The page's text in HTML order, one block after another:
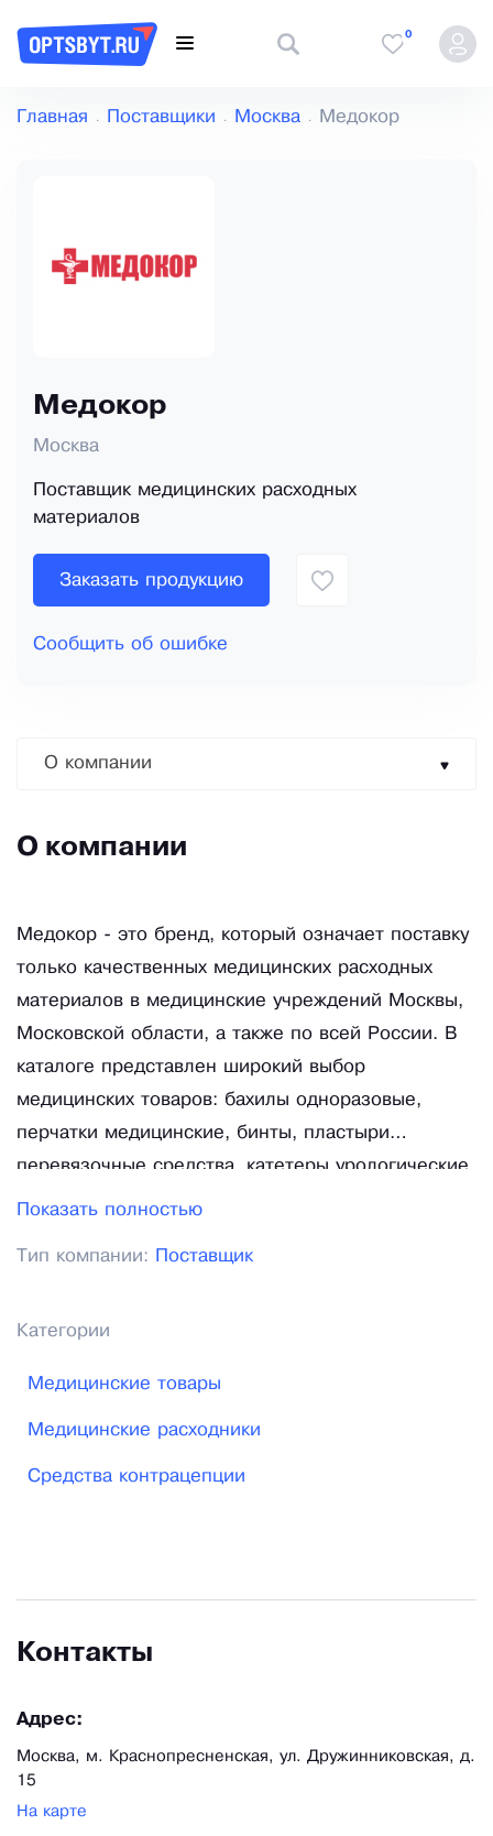
0
Главная Поставщики Москва Медокор
Медокор
Москва
Поставщик медицинских расходных
материалов
Заказать продукцию
Сообщить об ошибке
О компании
О компании
Медокор - это бренд, который означает поставку
только качественных медицинских расходных
материалов в медицинские учреждений Москвы,
Московской области, а также по всей России. В
каталоге представлен широкий выбор
медицинских товаров: бахилы одноразовые,
перчатки медицинские, бинты, пластыри
перевязочные средства, катетеры урологические,
зонды, зеркала гинекологические, презервативы
катетеры-бабочки, системы для переливаний,
средства для дезинфекции, зеркало носовое, а
Вся реализуемая продукция соответствует
стандартам качества, что подтверждено
необходимыми сертификатами и декларациями.
Показать полностью
Тип компании: Поставщик
Категории
Медицинские товары
Медицинские расходники
Средства контрацепции
Контакты
Адрес:
Москва, м. Краснопресненская, ул. Дружинниковская, д.
15
На карте